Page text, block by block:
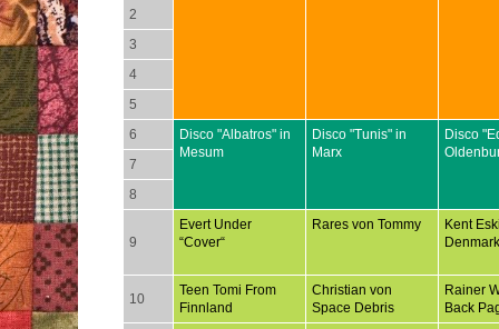
2
3
4
5
6
Disco "Albatros" in
Mesum
Disco "Tunis" in
Marx
Disco
7
8
9
Evert Under
“Cover“
Rares von Tommy
Kent
Denmark
10
Teen Tomi From
Finnland
Christian von
Space Debris
Rainer
Back